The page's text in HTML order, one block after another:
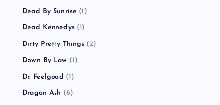
Dead By Sunrise (1)
Dead Kennedys(1)
Dirty Pretty Things(2)
Down By Law (1)
Dr. Feelgood (1)
Dragon Ash (6)